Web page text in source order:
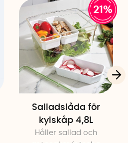
21%
Salladslåda för
kylskåp 4,8L
Håller sallad och